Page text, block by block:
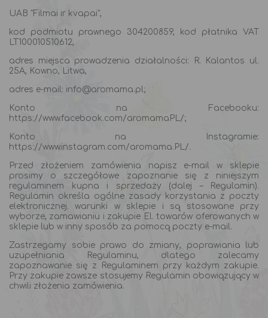
UAB "Filmai ir kvapai",
kod podmiotu prawnego 304200859, kod płatnika VAT
LT100010510612,
adres miejsca prowadzenia działalności: R. Kalantos ul.
25A, Kowno, Litwa,
adres e-mail: info@aromama.pl;
Konto na Facebooku:
https://www.facebook.com/aromamaPL/;
Konto na Instagramie:
https://www.instagram.com/aromama.PL/.
Przed złożeniem zamówienia napisz e-mail w sklepie
prosimy o szczegółowe zapoznanie się z niniejszym
regulaminem kupna i sprzedaży (dalej – Regulamin).
Regulamin określa ogólne zasady korzystania z poczty
elektronicznej. warunki w sklepie i są stosowane przy
wyborze, zamawianiu i zakupie El. towarów oferowanych w
sklepie lub w inny sposób za pomocą poczty e-mail.
Zastrzegamy sobie prawo do zmiany, poprawiania lub
uzupełniania Regulaminu, dlatego zalecamy
zapoznawanie się z Regulaminem przy każdym zakupie.
Przy zakupie zawsze stosujemy Regulamin obowiązujący w
chwili złożenia zamówienia.